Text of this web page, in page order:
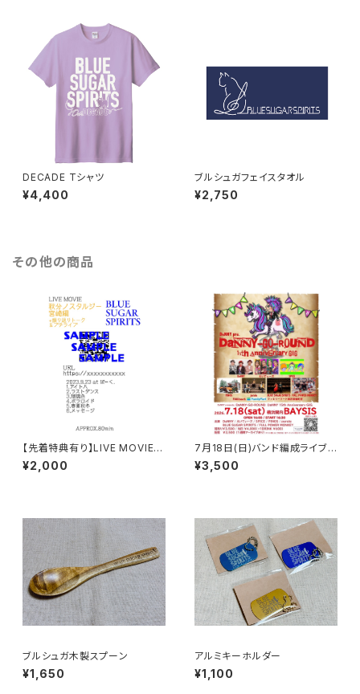
DECADE Tシャツ
¥4,400
ブルシュガフェイスタオル
¥2,750
その他の商品
【先着特典有り】LIVE MOVIE
「秋分ノスタルジー 宮崎編」+宮
崎遠征振り返りトーク＆プチライ
¥2,000
7月18日(日)バンド編成ライブ
来場チケット
¥3,500
ブルシュガ木製スプーン
¥1,650
アルミキーホルダー
¥1,100